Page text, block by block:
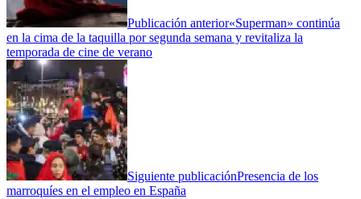
Publicación anterior«Superman» continúa
en la cima de la taquilla por segunda semana y revitaliza la
temporada de cine de verano
Siguiente publicaciónPresencia de los
marroquíes en el empleo en España